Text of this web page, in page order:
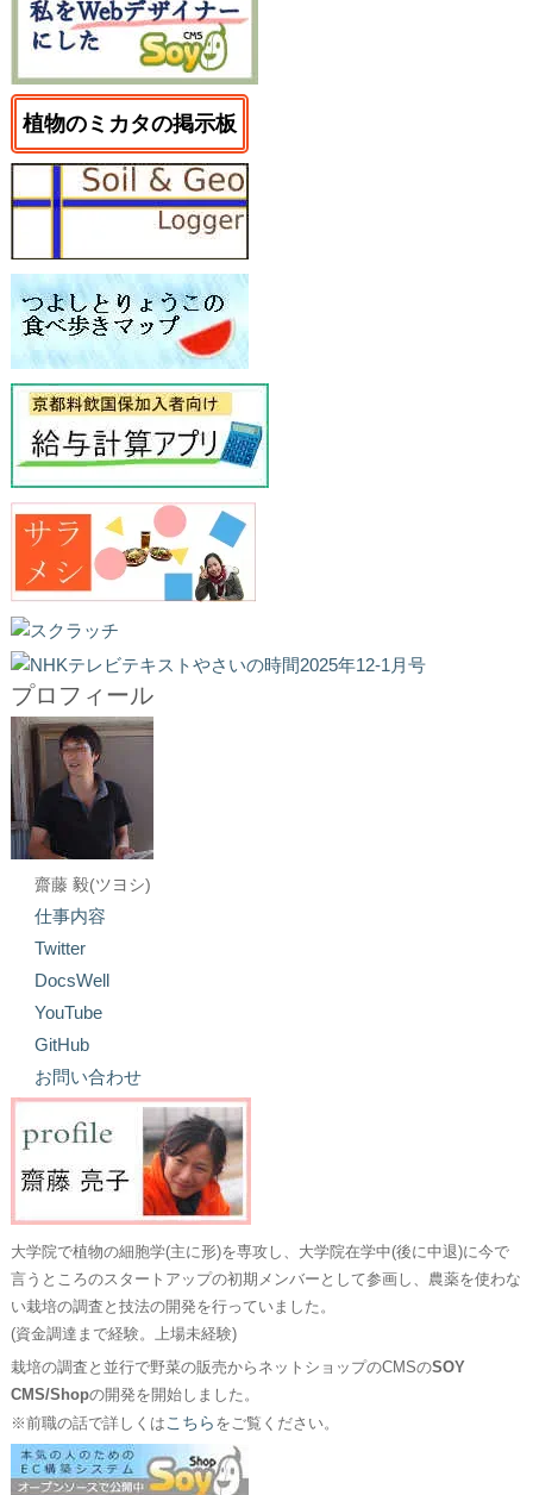
植物のミカタの掲示板
プロフィール
齋藤 毅(ツヨシ)
仕事内容
Twitter
DocsWell
YouTube
GitHub
お問い合わせ
大学院で植物の細胞学(主に形)を専攻し、大学院在学中(後に中退)に今で
言うところのスタートアップの初期メンバーとして参画し、農薬を使わな
い栽培の調査と技法の開発を行っていました。
(資金調達まで経験。上場未経験)
栽培の調査と並行で野菜の販売からネットショップのCMSのSOY
CMS/Shopの開発を開始しました。
※前職の話で詳しくはこちら をご覧ください。